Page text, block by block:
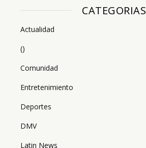
CATEGORIAS
Actualidad
()
Comunidad
Entretenimiento
Deportes
DMV
Latin News